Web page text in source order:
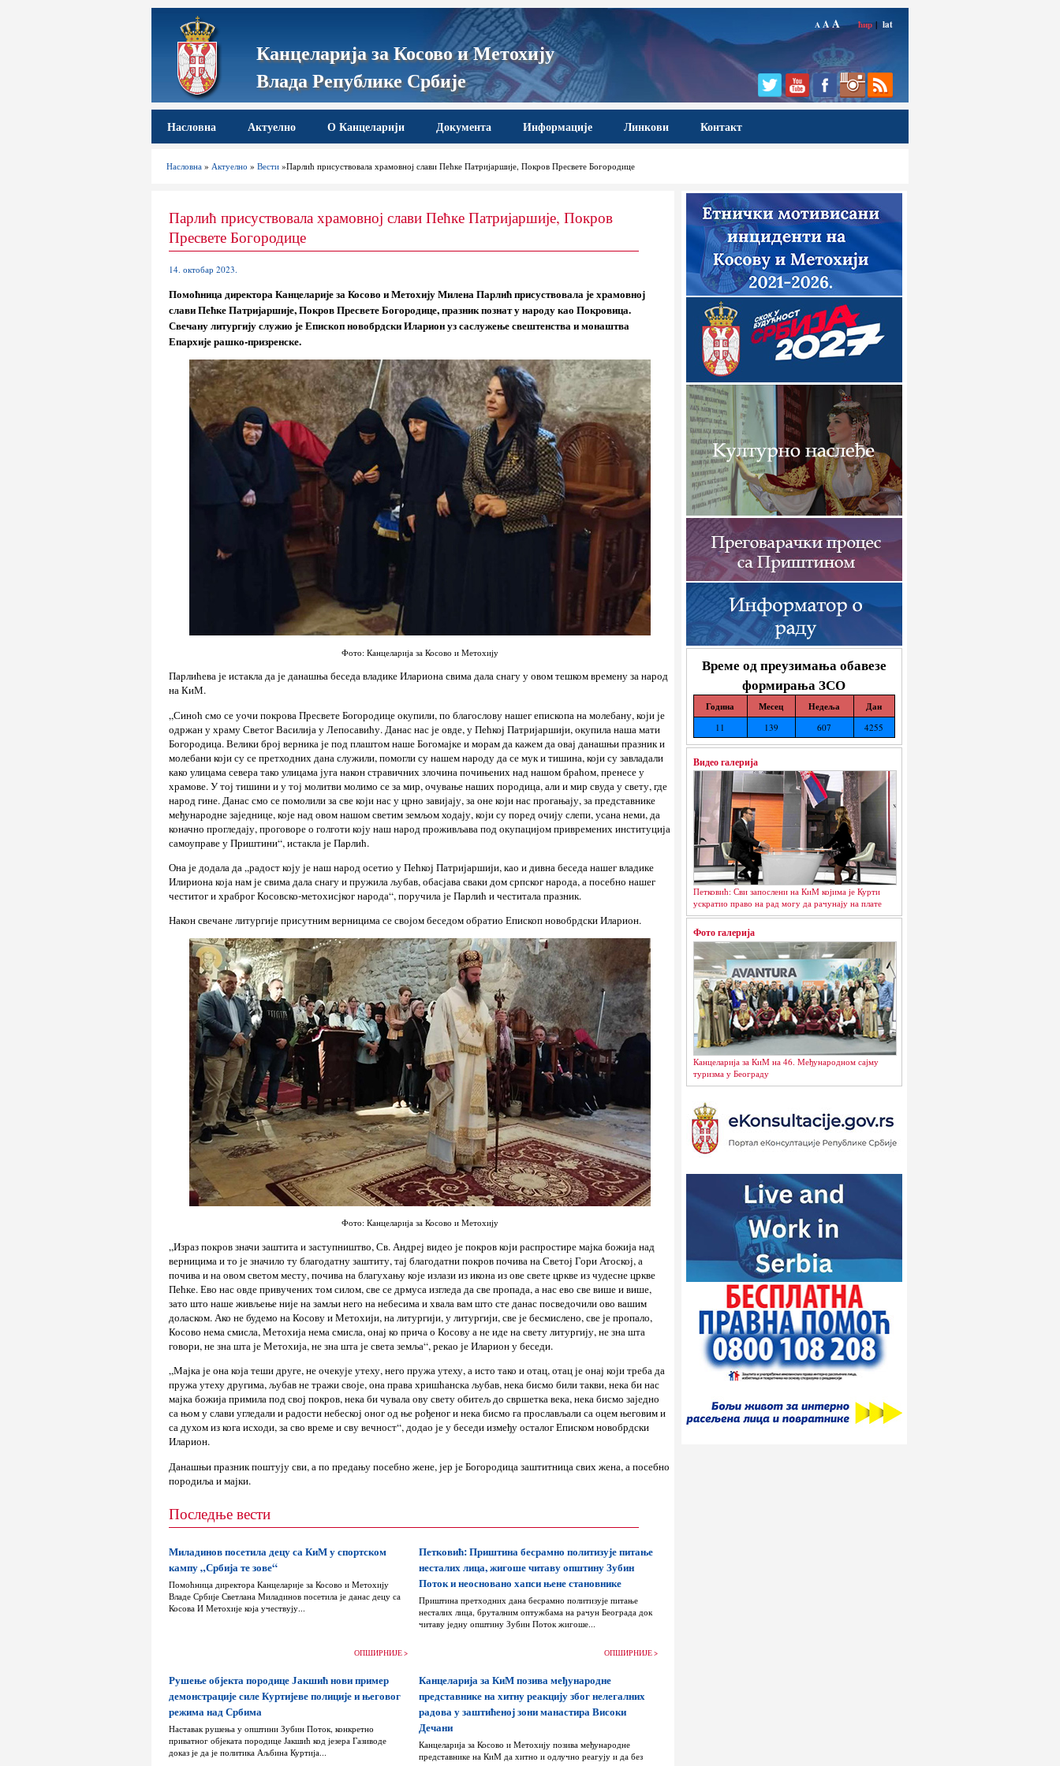
Канцеларија за Косово и Метохију
Влада Републике Србије
A AA ћир | lat
Насловна Актуелно О Канцеларији Документа Информације Линкови Контакт
Насловна »Актуелно »Вести »Парлић присуствовала храмовној слави Пећке Патријаршије, Покров Пресвете Богородице
Време од преузимања обавезе
формирања ЗСО
Година Месец Недеља Дан
11 139 607 4255
Видео галерија
Петковић: Сви запослени на КиМ којима је Курти
ускратио право на рад могу да рачунају на плате
Фото галерија
Канцеларија за КиМ на 46. Међународном сајму
туризма у Београду
Парлић присуствовала храмовној слави Пећке Патријаршије, Покров
Пресвете Богородице
14. октобар 2023.
Помоћница директора Канцеларије за Косово и Метохију Милена Парлић присуствовала је храмовној
слави Пећке Патријаршије, Покров Пресвете Богородице, празник познат у народу као Покровица.
Свечану литургију служио је Епископ новобрдски Иларион уз саслужење свештенства и монаштва
Епархије рашко-призренске.
Фото: Канцеларија за Косово и Метохију
Парлићева је истакла да је данашња беседа владике Илариона свима дала снагу у овом тешком времену за народ
на КиМ.
„Синоћ смо се уочи покрова Пресвете Богородице окупили, по благослову нашег епископа на молебану, који је
одржан у храму Светог Василија у Лепосавићу. Данас нас је овде, у Пећкој Патријаршији, окупила наша мати
Богородица. Велики број верника је под плаштом наше Богомајке и морам да кажем да овај данашњи празник и
молебани који су се претходних дана служили, помогли су нашем народу да се мук и тишина, који су завладали
како улицама севера тако улицама југа након стравичних злочина почињених над нашом браћом, пренесе у
храмове. У тој тишини и у тој молитви молимо се за мир, очување наших породица, али и мир свуда у свету, где
народ гине. Данас смо се помолили за све који нас у црно завијају, за оне који нас прогањају, за представнике
међународне заједнице, које над овом нашом светим земљом ходају, који су поред очију слепи, усана неми, да
коначно прогледају, проговоре о голготи коју наш народ проживљава под окупацијом привремених институција
самоуправе у Приштини“, истакла је Парлић.
Она је додала да „радост коју је наш народ осетио у Пећкој Патријаршији, као и дивна беседа нашег владике
Илириона која нам је свима дала снагу и пружила љубав, обасјава сваки дом српског народа, а посебно нашег
честитог и храброг Косовско-метохисјког народа“, поручила је Парлић и честитала празник.
Након свечане литургије присутним верницима се својом беседом обратио Епископ новобрдски Иларион.
Фото: Канцеларија за Косово и Метохију
„Израз покров значи заштита и заступништво, Св. Андреј видео је покров који распростире мајка божија над
верницима и то је значило ту благодатну заштиту, тај благодатни покров почива на Светој Гори Атоској, а
почива и на овом светом месту, почива на благухању које излази из икона из ове свете цркве из чудесне цркве
Пећке. Ево нас овде привучених том силом, све се дрмуса изгледа да све пропада, а нас ево све више и више,
зато што наше живљење није на замљи него на небесима и хвала вам што сте данас посведочили ово вашим
доласком. Ако не будемо на Косову и Метохији, на литургији, у литургији, све је бесмислено, све је пропало,
Косово нема смисла, Метохија нема смисла, онај ко прича о Косову а не иде на свету литургију, не зна шта
говори, не зна шта је Метохија, не зна шта је света земља“, рекао је Иларион у беседи.
„Мајка је она која теши друге, не очекује утеху, него пружа утеху, а исто тако и отац, отац је онај који треба да
пружа утеху другима, љубав не тражи своје, она права хришћанска љубав, нека бисмо били такви, нека би нас
мајка божија примила под свој покров, нека би чувала ову свету обитељ до свршетка века, нека бисмо заједно
са њом у слави угледали и радости небеској оног од ње рођеног и нека бисмо га прослављали са оцем његовим и
са духом из кога исходи, за сво време и сву вечност“, додао је у беседи између осталог Еписком новобрдски
Иларион.
Данашњи празник поштују сви, а по предању посебно жене, јер је Богородица заштитница свих жена, а посебно
породиља и мајки.
Последње вести
Миладинов посетила децу са КиМ у спортском
кампу „Србија те зове“
Помоћница директора Канцеларије за Косово и Метохију
Владе Србије Светлана Миладинов посетила је данас децу са
Косова И Метохије која учествују...
ОПШИРНИЈЕ >
Петковић: Приштина бесрамно политизује питање
несталих лица, жигоше читаву општину Зубин
Поток и неосновано хапси њене становнике
Приштина претходних дана бесрамно политизује питање
несталих лица, бруталним оптужбама на рачун Београда док
читаву једну општину Зубин Поток жигоше...
ОПШИРНИЈЕ >
Рушење објекта породице Јакшић нови пример
демонстрације силе Куртијеве полиције и његовог
режима над Србима
Наставак рушења у општини Зубин Поток, конкретно
приватног објеката породице Јакшић код језера Газиводе
доказ је да је политика Аљбина Куртија...
Канцеларија за КиМ позива међународне
представнике на хитну реакцију због нелегалних
радова у заштићеној зони манастира Високи
Дечани
Канцеларија за Косово и Метохију позива међународне
представнике на КиМ да хитно и одлучно реагују и да без